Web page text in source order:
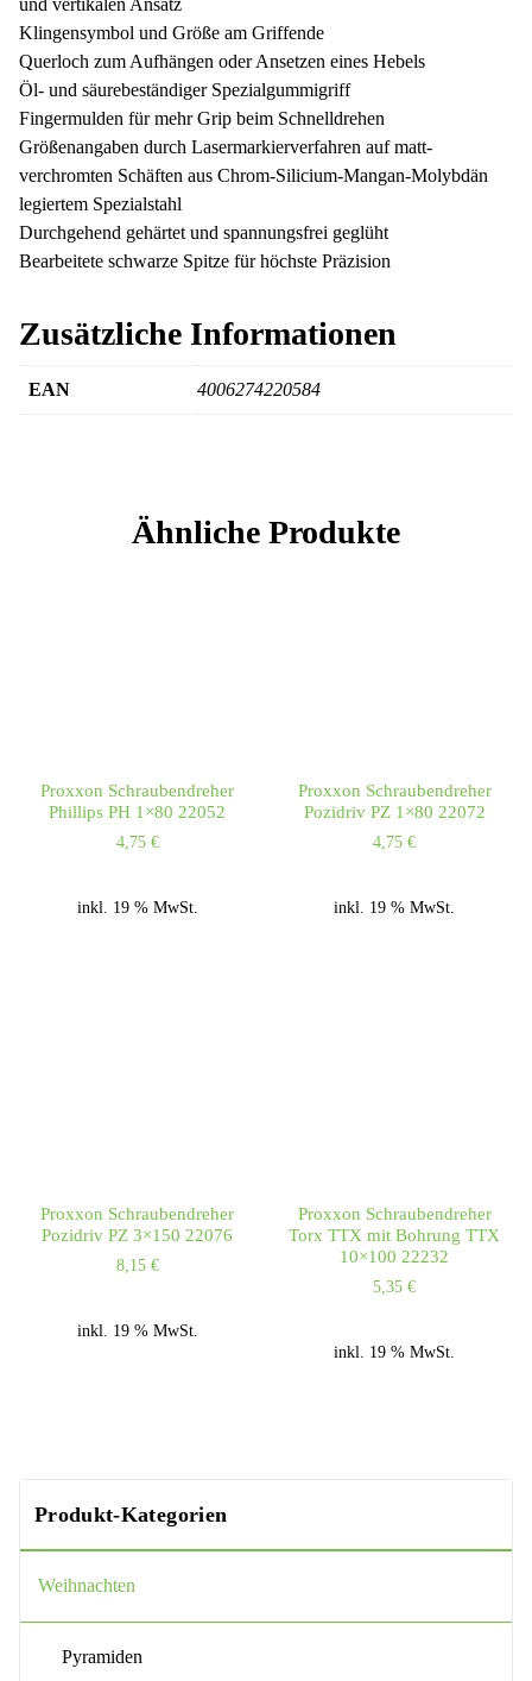
Klingensymbol und Größe am Griffende
Querloch zum Aufhängen oder Ansetzen eines Hebels
Öl- und säurebeständiger Spezialgummigriff
Fingermulden für mehr Grip beim Schnelldrehen
Größenangaben durch Lasermarkierverfahren auf matt-
verchromten Schäften aus Chrom-Silicium-Mangan-Molybdän
legiertem Spezialstahl
Durchgehend gehärtet und spannungsfrei geglüht
Bearbeitete schwarze Spitze für höchste Präzision
Zusätzliche Informationen
EAN 4006274220584
Ähnliche Produkte
Proxxon Schraubendreher
Phillips PH 1×80 22052
4,75 €
inkl. 19 % MwSt.
Proxxon Schraubendreher
Pozidriv PZ 1×80 22072
4,75€
inkl. 19 % MwSt.
Proxxon Schraubendreher
Pozidriv PZ 3×150 22076
8,15 €
inkl. 19 % MwSt.
Proxxon Schraubendreher
Torx TTX mit Bohrung TTX
10×100 22232
5,35€
inkl. 19 % MwSt.
Produkt-Kategorien
Weihnachten
Pyramiden